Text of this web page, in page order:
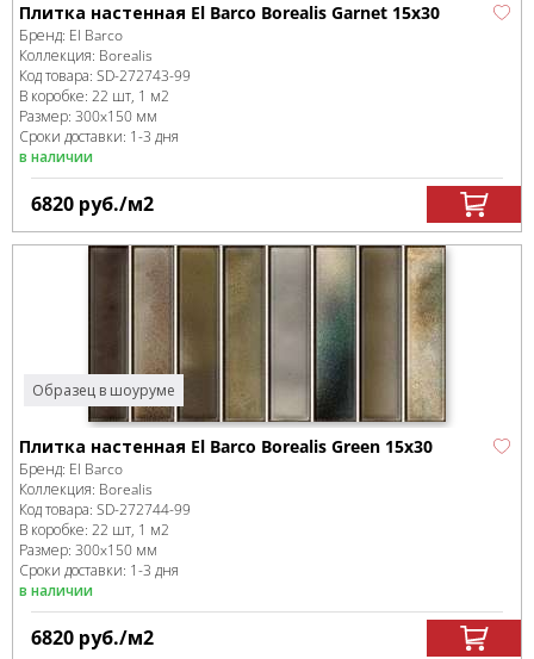
Плитка настенная El Barco Borealis Garnet 15x30
Бренд: El Barco
Коллекция: Borealis
Код товара: SD-272743-99
В коробке: 22 шт, 1 м2
Размер: 300x150 мм
Сроки доставки: 1-3 дня
в наличии
6820 руб./м2
Образец в шоуруме
Плитка настенная El Barco Borealis Green 15x30
Бренд: El Barco
Коллекция: Borealis
Код товара: SD-272744-99
В коробке: 22 шт, 1 м2
Размер: 300x150 мм
Сроки доставки: 1-3 дня
в наличии
6820 руб./м2